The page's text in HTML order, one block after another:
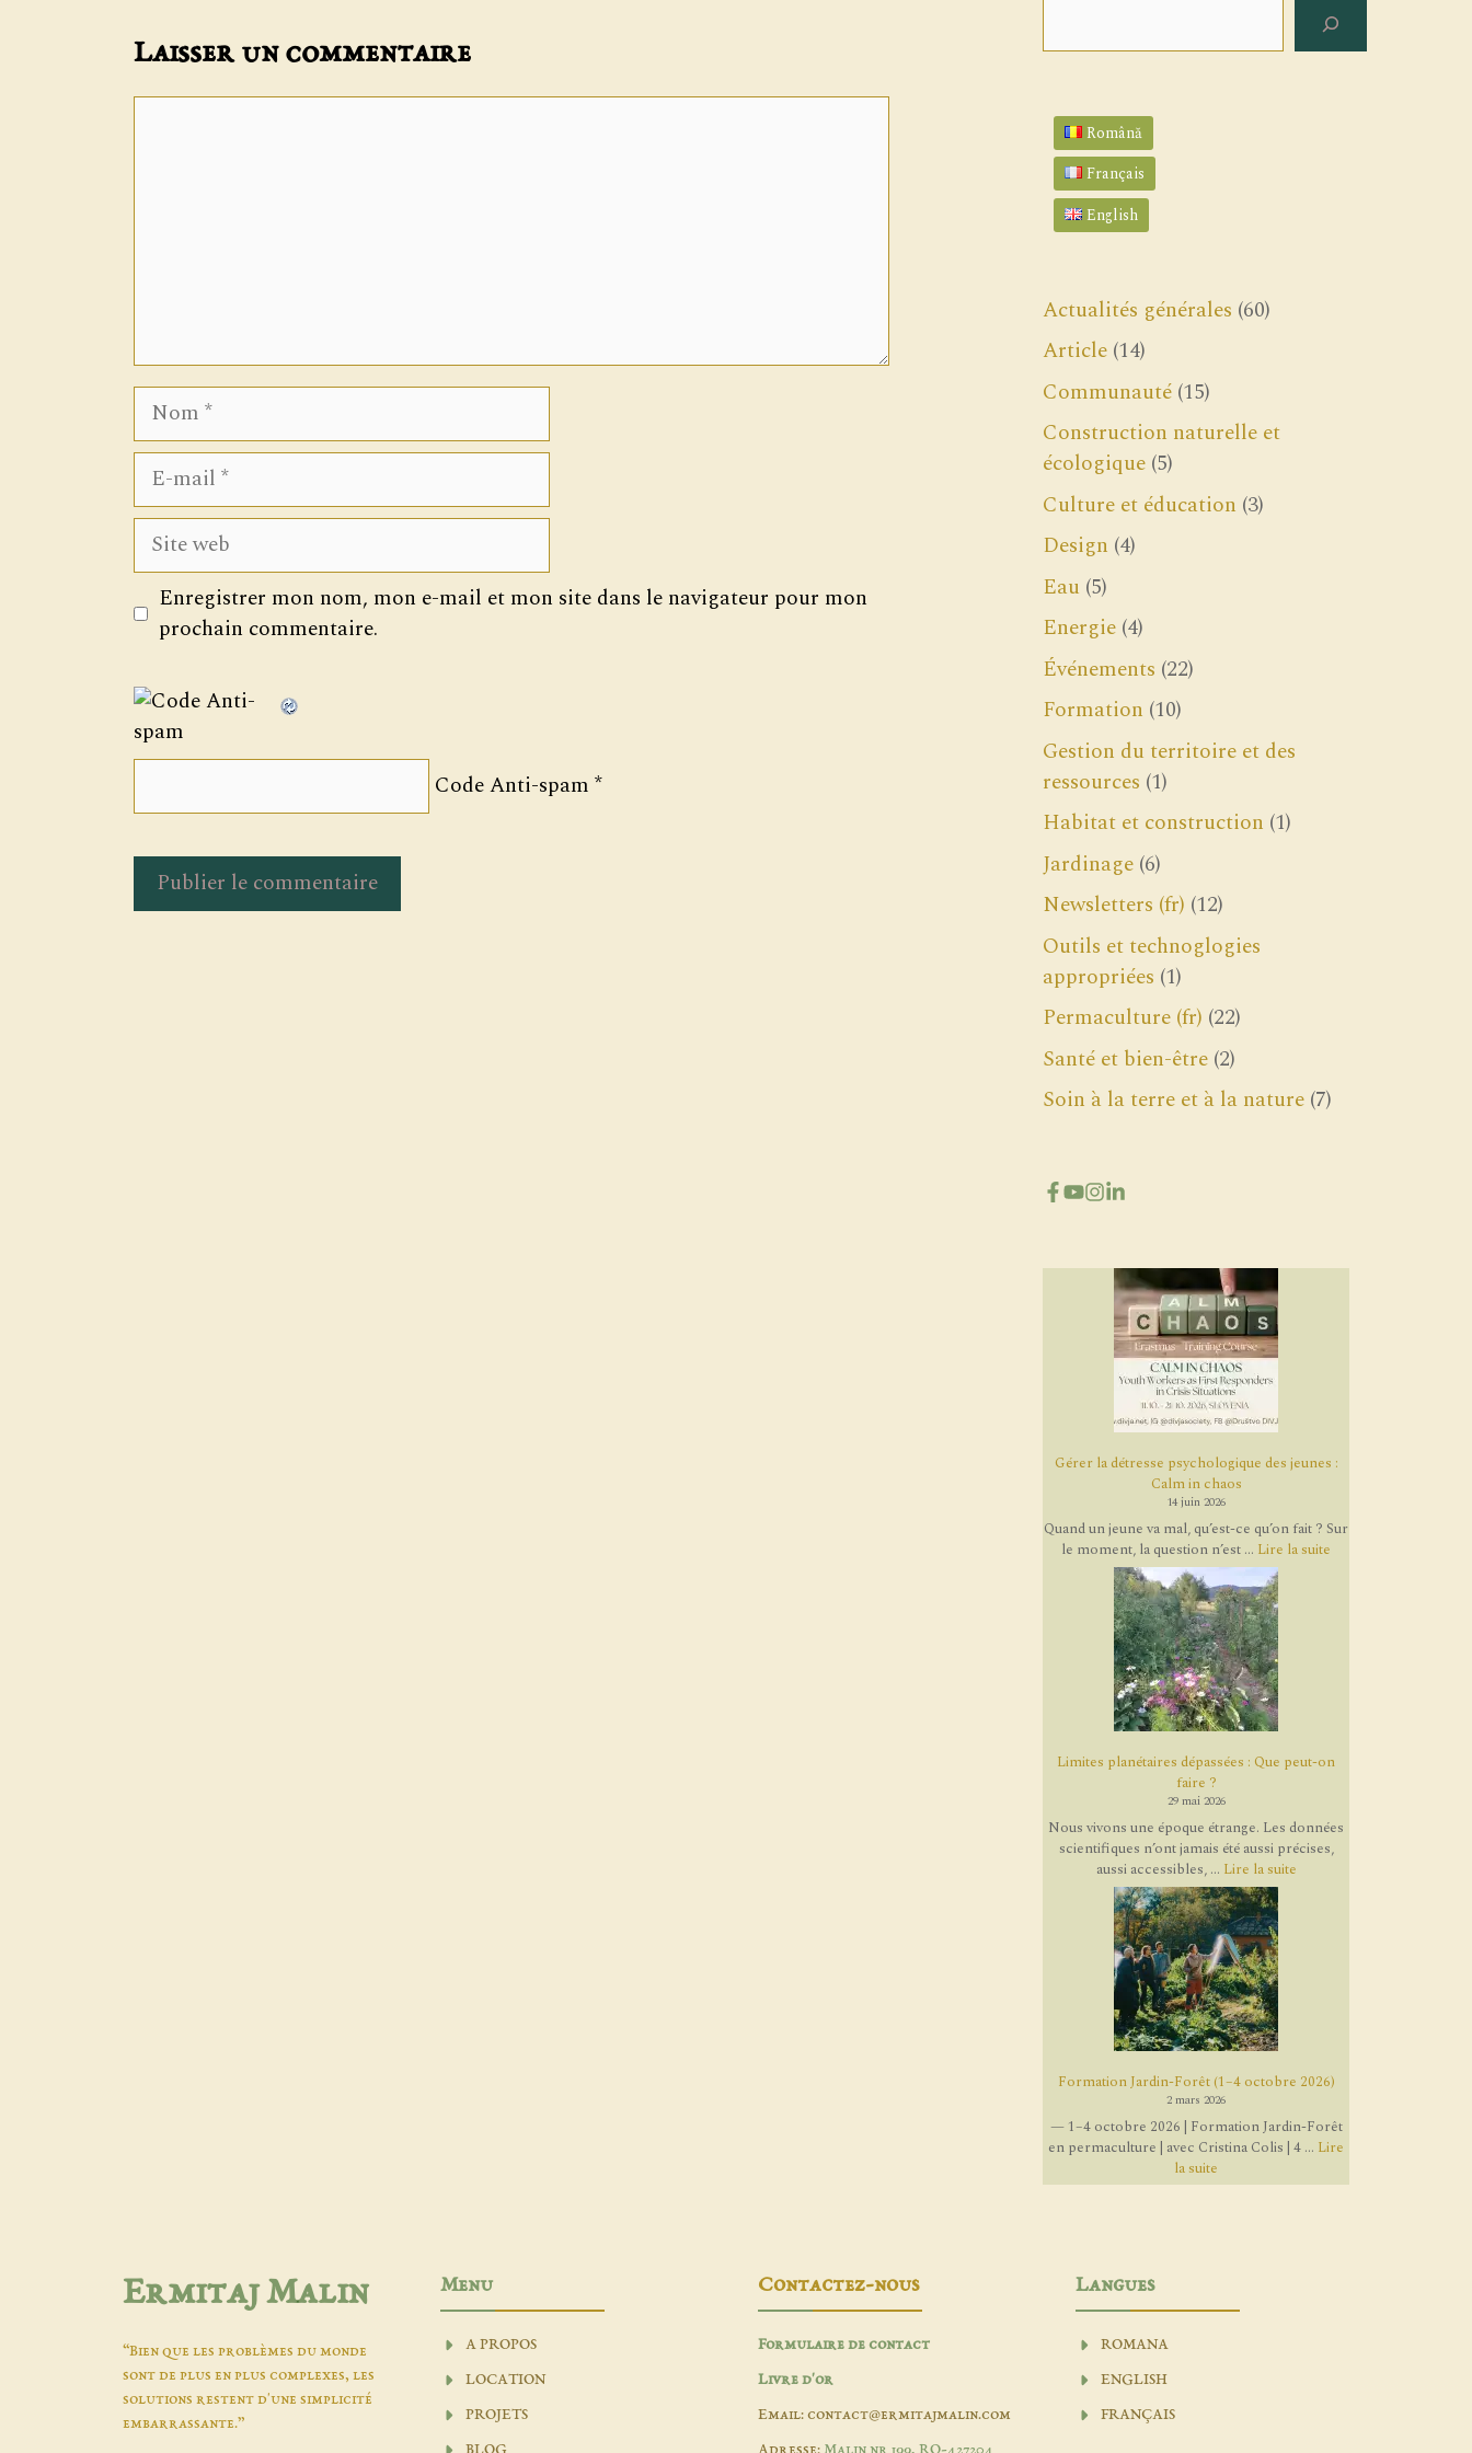
Laisser un commentaire
Nom
E-
mail
Site
web
Enregistrer mon nom, mon e-mail et mon site dans le navigateur pour mon
prochain commentaire.
Code Anti-spam *
Română
Français
English
Actualités générales (60)
Article (14)
Communauté (15)
Construction naturelle et
écologique (5)
Culture et éducation (3)
Design (4)
Eau (5)
Energie (4)
Événements (22)
Formation (10)
Gestion du territoire et des
ressources (1)
Habitat et construction (1)
Jardinage (6)
Newsletters (fr) (12)
Outils et technoglogies
appropriées (1)
Permaculture (fr) (22)
Santé et bien-être (2)
Soin à la terre et à la nature (7)
Gérer la détresse psychologique des jeunes :
Calm in chaos
14 juin 2026
Quand un jeune va mal, qu’est-ce qu’on fait ? Sur
le moment, la question n’est ... Lire la suite
Limites planétaires dépassées : Que peut-on
faire ?
29 mai 2026
Nous vivons une époque étrange. Les données
scientifiques n’ont jamais été aussi précises,
aussi accessibles, ... Lire la suite
Formation Jardin-Forêt (1–4 octobre 2026)
2 mars 2026
— 1–4 octobre 2026 | Formation Jardin-Forêt
en permaculture | avec Cristina Colis | 4 ... Lire
la suite
Ermitaj Malin
“Bien que les problèmes du monde
sont de plus en plus complexes, les
solutions restent d'une simplicité
embarrassante.”
Menu
A PROPOS
LOCATION
PROJETS
BLOG
Contactez-nous
Formulaire de contact
Livre d'or
Email: contact@ermitajmalin.com
Adresse: Malin nr 199, RO-427204
Langues
ROMANA
ENGLISH
FRANÇAIS